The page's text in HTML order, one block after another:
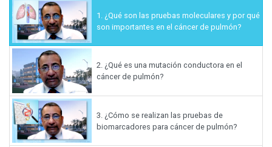
1. ¿Qué son las pruebas moleculares y por qué
son importantes en el cáncer de pulmón?
2.¿Qué es una mutación conductora en el
cáncer de pulmón?
3. ¿Cómo se realizan las pruebas de
biomarcadores para cáncer de pulmón?